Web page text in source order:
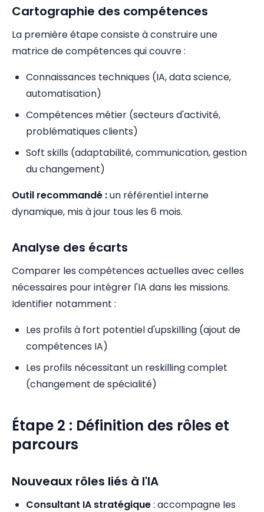
Cartographie des compétences
La première étape consiste à construire une
matrice de compétences qui couvre :
Connaissances techniques (IA, data science,
automatisation)
Compétences métier (secteurs d'activité,
problématiques clients)
Soft skills (adaptabilité, communication, gestion
du changement)
Outil recommandé :un référentiel interne
dynamique, mis à jour tous les 6 mois.
Analyse des écarts
Comparer les compétences actuelles avec celles
nécessaires pour intégrer l'IA dans les missions.
Identifier notamment :
Les profils à fort potentiel d'upskilling (ajout de
compétences IA)
Les profils nécessitant un reskilling complet
(changement de spécialité)
Étape 2 : Définition des rôles et
parcours
Nouveaux rôles liés à l'IA
Consultant IA stratégique: accompagne les